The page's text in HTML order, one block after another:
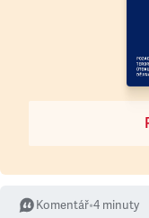
Komentář•4 minuty